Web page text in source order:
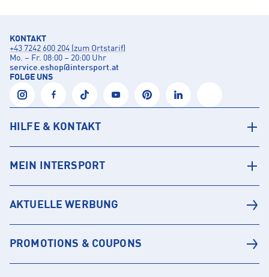
KONTAKT
+43 7242 600 204 (zum Ortstarif)
Mo. – Fr. 08:00 – 20:00 Uhr
service.eshop@intersport.at
FOLGE UNS
HILFE & KONTAKT
MEIN INTERSPORT
AKTUELLE WERBUNG
PROMOTIONS & COUPONS